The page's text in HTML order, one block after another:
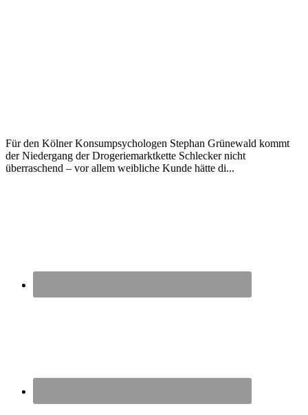
Für den Kölner Konsumpsychologen Stephan Grünewald kommt
der Niedergang der Drogeriemarktkette Schlecker nicht
überraschend – vor allem weibliche Kunde hätte di...